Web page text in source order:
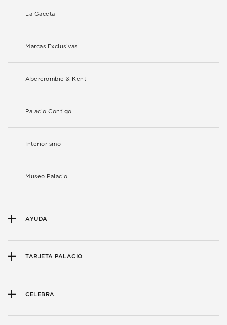
La Gaceta
Marcas Exclusivas
Abercrombie & Kent
Palacio Contigo
Interiorismo
Museo Palacio
AYUDA
TARJETA PALACIO
CELEBRA